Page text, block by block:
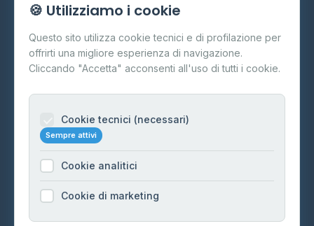
Cos'è il GPL
FAQ
Contatti
Informazioni legali
Cookie Policy
Preferenze Cookie
Mappa del sito
🍪 Utilizziamo i cookie
Questo sito utilizza cookie tecnici e di profilazione per
offrirti una migliore esperienza di navigazione.
Cliccando "Accetta" acconsenti all'uso di tutti i cookie.
Cookie tecnici (necessari)
Sempre attivi
Cookie analitici
Cookie di marketing